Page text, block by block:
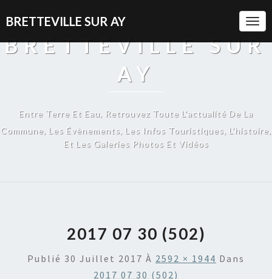
BRETTEVILLE SUR AY
BRETTEVILLE SUR
AY
Entre Terre Et Eau, Retrouvez Toute L'actualité De La
Commune, Les Évènements, Les Infos Touristiques, L'histoire,
Et Les Galeries Photos Et Vidéos
2017 07 30 (502)
Publié 30 Juillet 2017 À 2592 × 1944 Dans
2017 07 30 (502)